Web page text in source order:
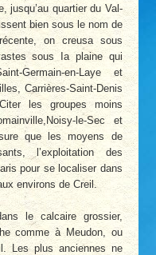
jusqu’au quartier du Val-
bien sous le nom de
on creusa sous
sous Ia plaine qui
Germain-en-Laye et
Carrières-Saint-Denis
les groupes moins
le-Sec et
que les moyens de
l’exploitation des
pour se localiser dans
environs de Creil.
le calcaire grossier,
comme à Meudon, ou
Les plus anciennes ne